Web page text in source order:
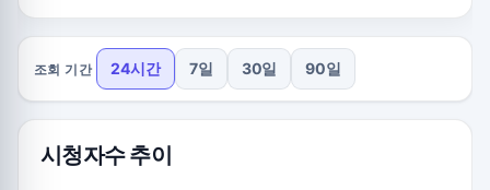
조회 기간 24시간 7일 30일 90일
시청자수 추이